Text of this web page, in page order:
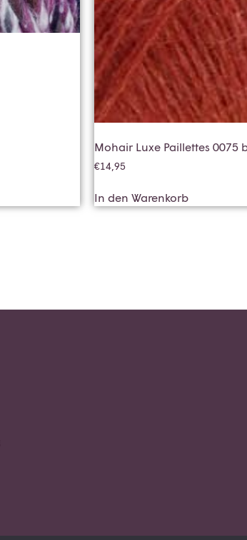
Mohair Luxe Paillettes 0075
€14,95
In den Warenkorb